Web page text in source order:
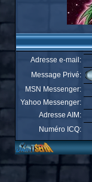
Adresse e-mail:
Message Privé:
MSN Messenger:
Yahoo Messenger:
Adresse AIM:
Numéro ICQ: